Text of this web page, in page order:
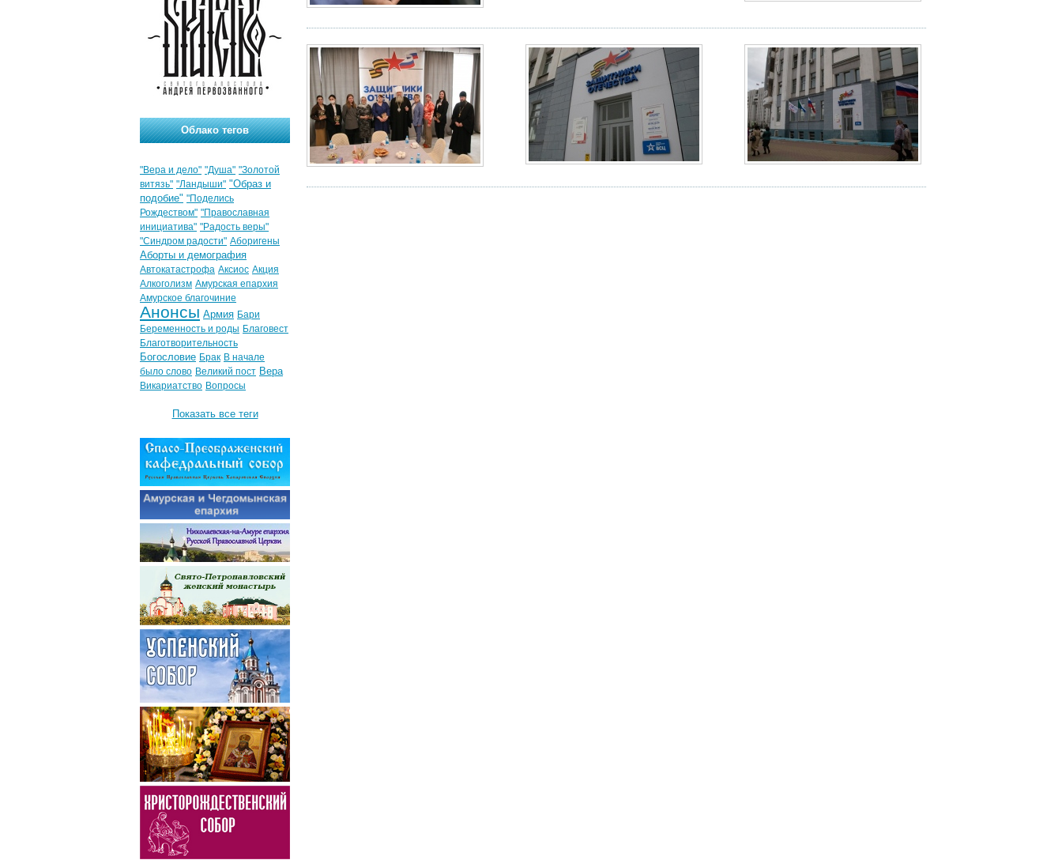
Облако тегов
"Вера и дело" "Душа" "Золотой
витязь" "Ландыши" "Образ и
подобие" "Поделись
Рождеством" "Православная
инициатива" "Радость веры"
"Синдром радости" Аборигены
Аборты и демография
Автокатастрофа Аксиос Акция
Алкоголизм Амурская епархия
Амурское благочиние
Анонсы Армия Бари
Беременность и роды Благовест
Благотворительность
Богословие Брак В начале
было слово Великий пост Вера
Викариатство Вопросы
Показать все теги